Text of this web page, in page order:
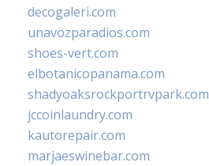
decogaleri.com
unavozparadios.com
shoes-vert.com
elbotanicopanama.com
shadyoaksrockportrvpark.com
jccoinlaundry.com
kautorepair.com
marjaeswinebar.com